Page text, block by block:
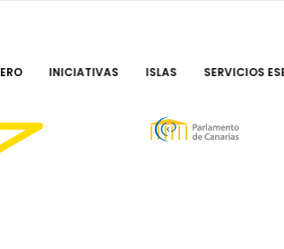
INICIATIVAS ISLAS SERVICIOS